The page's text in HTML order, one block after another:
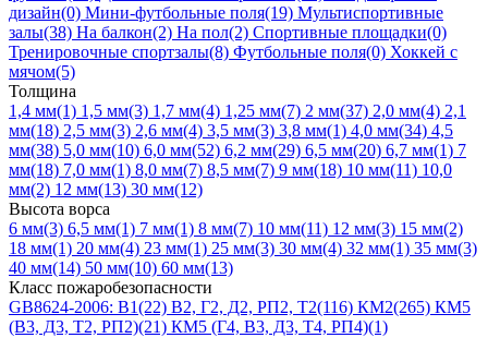
дизайн(0) Мини-футбольные поля(19) Мультиспортивные
залы(38) На балкон(2) На пол(2) Спортивные площадки(0)
Тренировочные спортзалы(8) Футбольные поля(0) Хоккей с
мячом(5)
Толщина
1,4 мм(1) 1,5 мм(3) 1,7 мм(4) 1,25 мм(7) 2 мм(37) 2,0 мм(4) 2,1
мм(18) 2,5 мм(3) 2,6 мм(4) 3,5 мм(3) 3,8 мм(1) 4,0 мм(34) 4,5
мм(38) 5,0 мм(10) 6,0 мм(52) 6,2 мм(29) 6,5 мм(20) 6,7 мм(1) 7
мм(18) 7,0 мм(1) 8,0 мм(7) 8,5 мм(7) 9 мм(18) 10 мм(11) 10,0
мм(2) 12 мм(13) 30 мм(12)
Высота ворса
6 мм(3) 6,5 мм(1) 7 мм(1) 8 мм(7) 10 мм(11) 12 мм(3) 15 мм(2)
18 мм(1) 20 мм(4) 23 мм(1) 25 мм(3) 30 мм(4) 32 мм(1) 35 мм(3)
40 мм(14) 50 мм(10) 60 мм(13)
Класс пожаробезопасности
GB8624-2006: B1(22) В2, Г2, Д2, РП2, Т2(116) КМ2(265) КМ5
(В3, Д3, Т2, РП2)(21) КМ5 (Г4, В3, Д3, Т4, РП4)(1)